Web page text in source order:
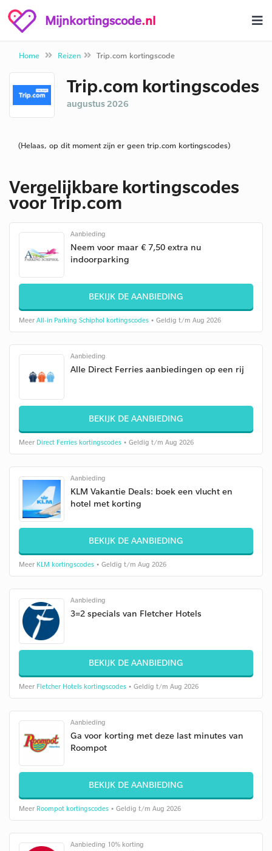
Mijnkortingscode.nl
Home Reizen Trip.com kortingscode
Trip.com kortingscodes
augustus 2026
(Helaas, op dit moment zijn er geen trip.com kortingscodes)
Vergelijkbare kortingscodes
voor Trip.com
Aanbieding
Neem voor maar € 7,50 extra nu
indoorparking
BEKIJK DE AANBIEDING
Meer All-in Parking Schiphol kortingscodes • Geldig t/m Aug 2026
Aanbieding
Alle Direct Ferries aanbiedingen op een rij
BEKIJK DE AANBIEDING
Meer Direct Ferries kortingscodes • Geldig t/m Aug 2026
Aanbieding
KLM Vakantie Deals: boek een vlucht en
hotel met korting
BEKIJK DE AANBIEDING
Meer KLM kortingscodes • Geldig t/m Aug 2026
Aanbieding
3=2 specials van Fletcher Hotels
BEKIJK DE AANBIEDING
Meer Fletcher Hotels kortingscodes • Geldig t/m Aug 2026
Aanbieding
Ga voor korting met deze last minutes van
Roompot
BEKIJK DE AANBIEDING
Meer Roompot kortingscodes • Geldig t/m Aug 2026
Aanbieding 10% korting